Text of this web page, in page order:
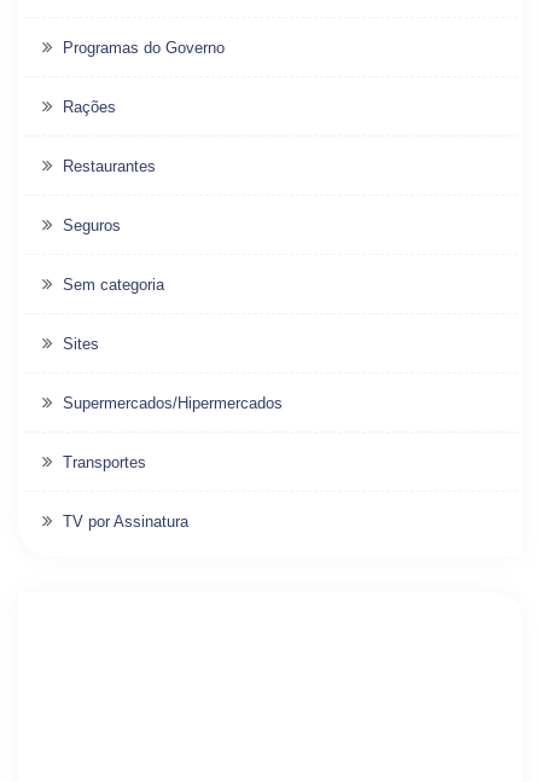
Programas do Governo
Rações
Restaurantes
Seguros
Sem categoria
Sites
Supermercados/Hipermercados
Transportes
TV por Assinatura